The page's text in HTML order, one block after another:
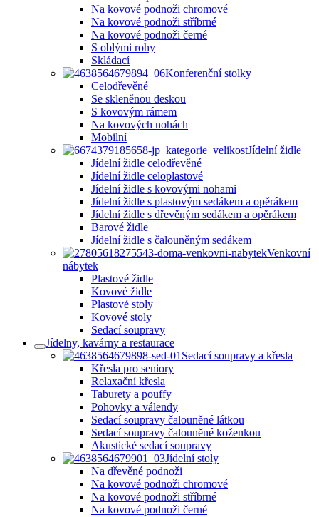
Na kovové podnoži chromové
Na kovové podnoži stříbrné
Na kovové podnoži černé
S oblými rohy
Skládací
Konferenční stolky
Celodřevěné
Se skleněnou deskou
S kovovým rámem
Na kovových nohách
Mobilní
Jídelní židle
Jídelní židle celodřevěné
Jídelní židle celoplastové
Jídelní židle s kovovými nohami
Jídelní židle s plastovým sedákem a opěrákem
Jídelní židle s dřevěným sedákem a opěrákem
Barové židle
Jídelní židle s čalouněným sedákem
Venkovní
nábytek
Plastové židle
Kovové židle
Plastové stoly
Kovové stoly
Sedací soupravy
Jídelny, kavárny a restaurace
Sedací soupravy a křesla
Křesla pro seniory
Relaxační křesla
Taburety a pouffy
Pohovky a válendy
Sedací soupravy čalouněné látkou
Sedací soupravy čalouněné koženkou
Akustické sedací soupravy
Jídelní stoly
Na dřevěné podnoži
Na kovové podnoži chromové
Na kovové podnoži stříbrné
Na kovové podnoži černé